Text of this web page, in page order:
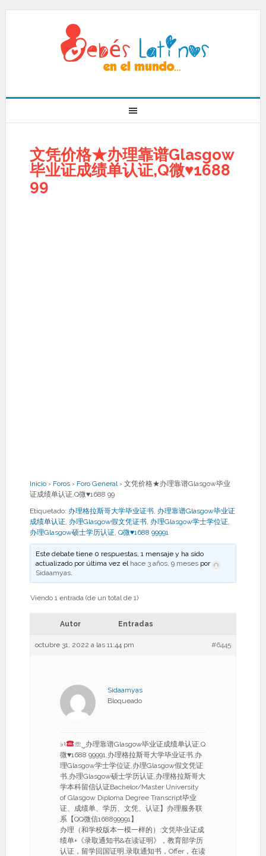
文凭价格★办理靠谱Glasgow
毕业证成绩单认证,Q微♥1688
99
Inicio › Foros › Foro General › 文凭价格★办理靠谱Glasgow毕业
证成绩单认证,Q微♥1688 99
Etiquetado: 办理格拉斯哥大学毕业证书, 办理靠谱Glasgow毕业证
成绩单认证, 办理Glasgow假文凭证书, 办理Glasgow学士学位证,
办理Glasgow硕士学历认证, Q微♥1688 99991
Este debate tiene 0 respuestas, 1 mensaje y ha sido
actualizado por última vez el hace 3 años, 9 meses por
Sidaamyas.
Viendo 1 entrada (de un total de 1)
Autor Entradas
octubre 31, 2022 a las 11:44 pm #6445
Sidaamyas
Bloqueado
♭♮
☏‿办理靠谱Glasgow毕业证成绩单认证,Q
微♥1688 99991,办理格拉斯哥大学毕业证书,办
理Glasgow学士学位证,办理Glasgow假文凭证
书,办理Glasgow硕士学历认证,办理格拉斯哥大
学本科留信认证Bachelor/Master University
of Glasgow Diploma Degree Transcript毕业
证、成绩单、学历、文凭、认证】办理服务联
系【QQ微信168899991】
办理（和学校版本一模一样的）:文凭毕业证成
绩单+《录取通知书&在读证明》，教育部学历
认证，留学回国证明,录取通知书，Offer，在读